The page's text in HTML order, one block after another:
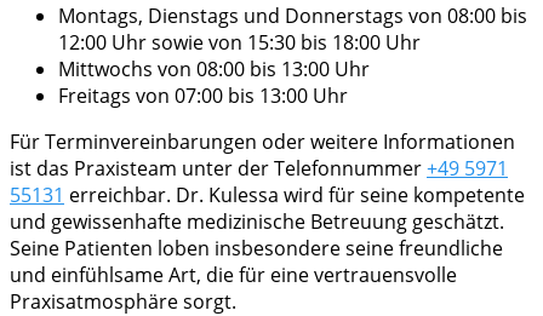
Montags, Dienstags und Donnerstags von 08:00 bis
12:00 Uhr sowie von 15:30 bis 18:00 Uhr
Mittwochs von 08:00 bis 13:00 Uhr
Freitags von 07:00 bis 13:00 Uhr
Für Terminvereinbarungen oder weitere Informationen
ist das Praxisteam unter der Telefonnummer+49 5971
55131 erreichbar. Dr. Kulessa wird für seine kompetente
und gewissenhafte medizinische Betreuung geschätzt.
Seine Patienten loben insbesondere seine freundliche
und einfühlsame Art, die für eine vertrauensvolle
Praxisatmosphäre sorgt.